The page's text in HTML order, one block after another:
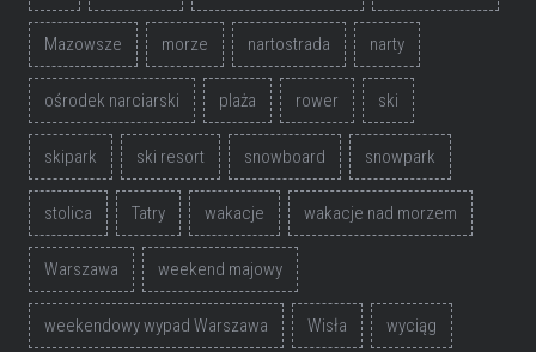
Mazowsze morze nartostrada narty
ośrodek narciarski plaża rower ski
skipark ski resort snowboard snowpark
stolica Tatry wakacje wakacje nad morzem
Warszawa weekend majowy
weekendowy wypad Warszawa Wisła wyciąg